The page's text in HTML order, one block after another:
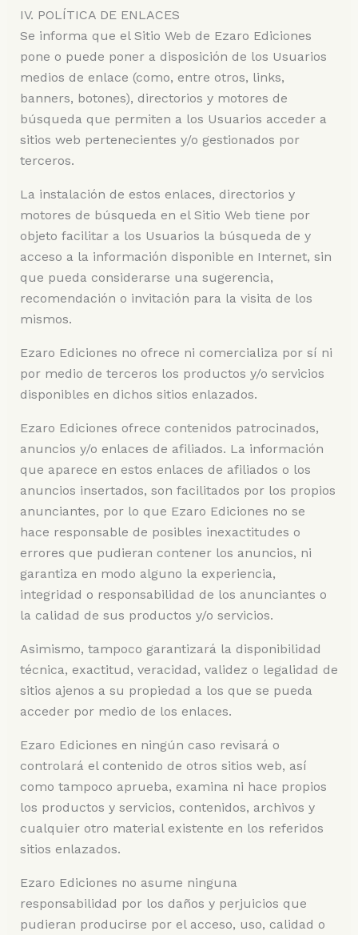
IV. POLÍTICA DE ENLACES
Se informa que el Sitio Web de Ezaro Ediciones
pone o puede poner a disposición de los Usuarios
medios de enlace (como, entre otros, links,
banners, botones), directorios y motores de
búsqueda que permiten a los Usuarios acceder a
sitios web pertenecientes y/o gestionados por
terceros.
La instalación de estos enlaces, directorios y
motores de búsqueda en el Sitio Web tiene por
objeto facilitar a los Usuarios la búsqueda de y
acceso a la información disponible en Internet, sin
que pueda considerarse una sugerencia,
recomendación o invitación para la visita de los
mismos.
Ezaro Ediciones no ofrece ni comercializa por sí ni
por medio de terceros los productos y/o servicios
disponibles en dichos sitios enlazados.
Ezaro Ediciones ofrece contenidos patrocinados,
anuncios y/o enlaces de afiliados. La información
que aparece en estos enlaces de afiliados o los
anuncios insertados, son facilitados por los propios
anunciantes, por lo que Ezaro Ediciones no se
hace responsable de posibles inexactitudes o
errores que pudieran contener los anuncios, ni
garantiza en modo alguno la experiencia,
integridad o responsabilidad de los anunciantes o
la calidad de sus productos y/o servicios.
Asimismo, tampoco garantizará la disponibilidad
técnica, exactitud, veracidad, validez o legalidad de
sitios ajenos a su propiedad a los que se pueda
acceder por medio de los enlaces.
Ezaro Ediciones en ningún caso revisará o
controlará el contenido de otros sitios web, así
como tampoco aprueba, examina ni hace propios
los productos y servicios, contenidos, archivos y
cualquier otro material existente en los referidos
sitios enlazados.
Ezaro Ediciones no asume ninguna
responsabilidad por los daños y perjuicios que
pudieran producirse por el acceso, uso, calidad o